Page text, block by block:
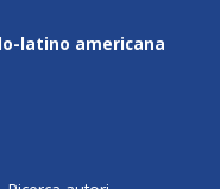
latino americana